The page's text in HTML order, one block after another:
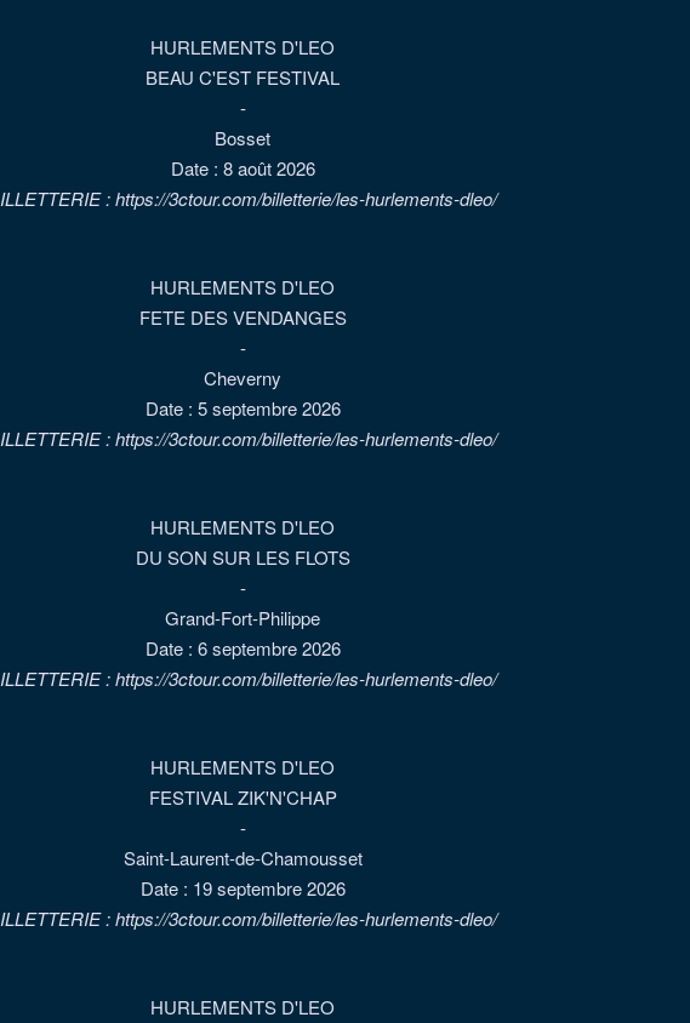
HURLEMENTS D'LEO
BEAU C'EST FESTIVAL
-
Bosset
Date : 8 août 2026
: https://3ctour.com/billetterie/les-hurlements-dleo/
HURLEMENTS D'LEO
FETE DES VENDANGES
-
Cheverny
Date : 5 septembre 2026
: https://3ctour.com/billetterie/les-hurlements-dleo/
HURLEMENTS D'LEO
DU SON SUR LES FLOTS
-
Grand-Fort-Philippe
Date : 6 septembre 2026
: https://3ctour.com/billetterie/les-hurlements-dleo/
HURLEMENTS D'LEO
FESTIVAL ZIK'N'CHAP
-
Saint-Laurent-de-Chamousset
Date : 19 septembre 2026
: https://3ctour.com/billetterie/les-hurlements-dleo/
HURLEMENTS D'LEO